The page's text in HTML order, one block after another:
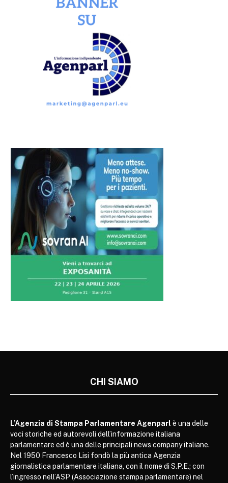
CHI SIAMO
L’Agenzia di Stampa Parlamentare Agenparl è una delle
voci storiche ed autorevoli dell’informazione italiana
parlamentare ed è una delle principali news company italiane.
Nel 1950 Francesco Lisi fondò la più antica Agenzia
giornalistica parlamentare italiana, con il nome di S.P.E.; con
l’ingresso nell’ASP (Associazione stampa parlamentare) nel